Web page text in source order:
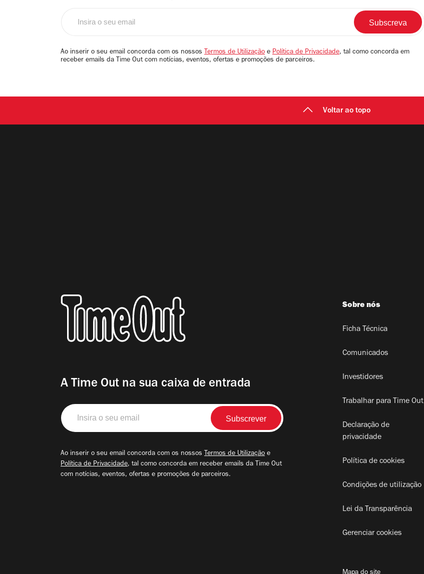
email
Ao inserir o seu email concorda com os nossos Termos de Utilização e Política de Privacidade, tal como concorda em
receber emails da Time Out com notícias, eventos, ofertas e promoções de parceiros.
Voltar ao topo
A Time Out na sua caixa de entrada
Insira
o
seu
Ao inserir o seu email concorda com os nossos Termos de Utilização e
Política de Privacidade, tal como concorda em receber emails da Time Out
com notícias, eventos, ofertas e promoções de parceiros.
Sobre nós
Ficha Técnica
Comunicados
Investidores
Trabalhar para Time Out
Declaração de
privacidade
Política de cookies
Condições de utilização
Lei da Transparência
Gerenciar cookies